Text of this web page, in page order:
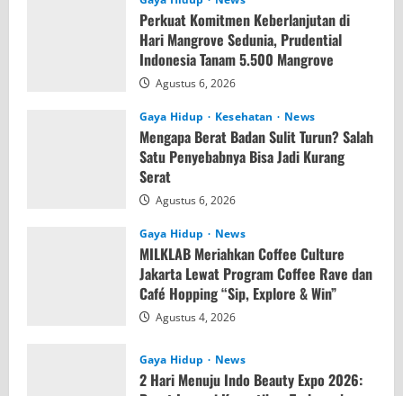
Perkuat Komitmen Keberlanjutan di
Hari Mangrove Sedunia, Prudential
Indonesia Tanam 5.500 Mangrove
Agustus 6, 2026
Gaya Hidup Kesehatan News
Mengapa Berat Badan Sulit Turun? Salah
Satu Penyebabnya Bisa Jadi Kurang
Serat
Agustus 6, 2026
Gaya Hidup News
MILKLAB Meriahkan Coffee Culture
Jakarta Lewat Program Coffee Rave dan
Café Hopping “Sip, Explore & Win”
Agustus 4, 2026
Gaya Hidup News
2 Hari Menuju Indo Beauty Expo 2026: